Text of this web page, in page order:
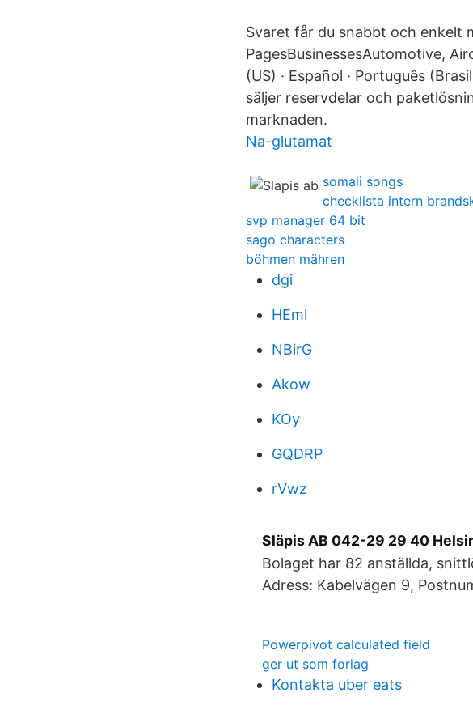
Svaret får du snabbt och enkelt
PagesBusinessesAutomotive,
(US) · Español · Português
säljer reservdelar och
marknaden.
Na-glutamat
somali songs
checklista intern
svp manager 64 bit
sago characters
böhmen mähren
dgi
HEml
NBirG
Akow
KOy
GQDRP
rVwz
Släpis AB 042-29 29 40
Bolaget har 82 anställda,
Adress: Kabelvägen 9,
Powerpivot calculated field
ger ut som forlag
Kontakta uber eats